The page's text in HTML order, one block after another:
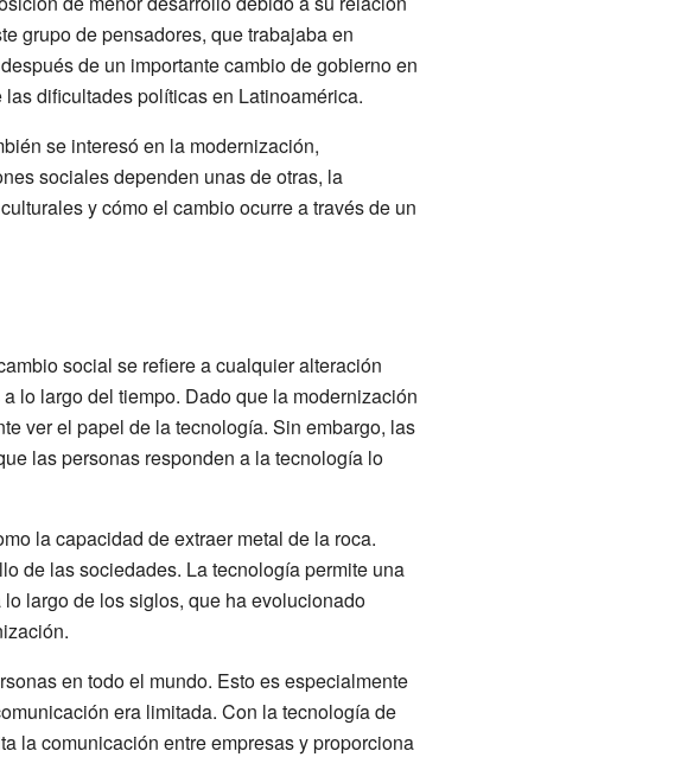
grupo de pensadores, que trabajaba en
de un importante cambio de gobierno en
dificultades políticas en Latinoamérica.
se interesó en la modernización,
sociales dependen unas de otras, la
y cómo el cambio ocurre a través de un
social se refiere a cualquier alteración
lo largo del tiempo. Dado que la modernización
ver el papel de la tecnología. Sin embargo, las
las personas responden a la tecnología lo
la capacidad de extraer metal de la roca.
de las sociedades. La tecnología permite una
largo de los siglos, que ha evolucionado
en todo el mundo. Esto es especialmente
era limitada. Con la tecnología de
la comunicación entre empresas y proporciona